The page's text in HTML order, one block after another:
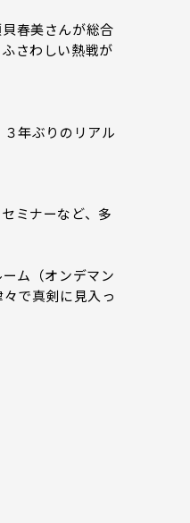
春美さんが総合
さわしい熱戦が
年ぶりのリアル
ミナーなど、多
ム（オンデマン
で真剣に見入っ